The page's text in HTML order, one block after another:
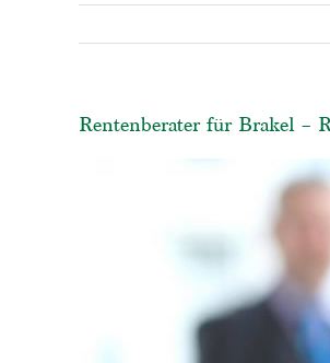
Rentenberater für Brakel –